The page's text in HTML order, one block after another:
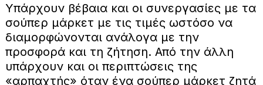
Υπάρχουν βέβαια και οι συνεργασίες με τα
σούπερ μάρκετ με τις τιμές ωστόσο να
διαμορφώνονται ανάλογα με την
προσφορά και τη ζήτηση. Από την άλλη
υπάρχουν και οι περιπτώσεις της
«αρπαχτής» όταν ένα σούπερ μάρκετ ζητά